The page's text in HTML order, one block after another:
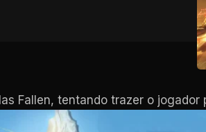
Fallen, tentando trazer o jogador